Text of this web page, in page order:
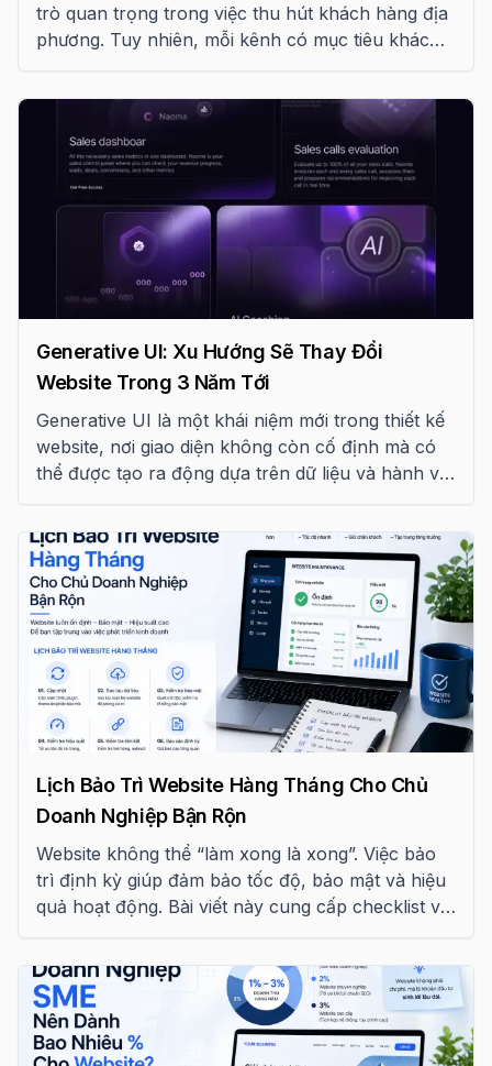
trò quan trọng trong việc thu hút khách hàng địa
phương. Tuy nhiên, mỗi kênh có mục tiêu khác
Generative UI: Xu Hướng Sẽ Thay Đổi
Website Trong 3 Năm Tới
Generative UI là một khái niệm mới trong thiết kế
website, nơi giao diện không còn cố định mà có
thể được tạo ra động dựa trên dữ liệu và hành vi
Lịch Bảo Trì Website Hàng Tháng Cho Chủ
Doanh Nghiệp Bận Rộn
Website không thể “làm xong là xong”. Việc bảo
trì định kỳ giúp đảm bảo tốc độ, bảo mật và hiệu
quả hoạt động. Bài viết này cung cấp checklist và